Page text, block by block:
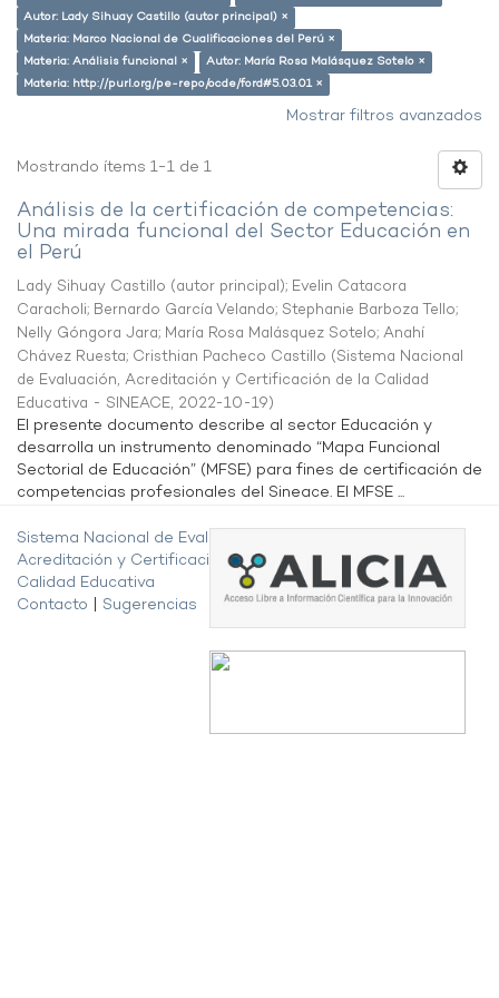
Autor: Lady Sihuay Castillo (autor principal) ×
Materia: Marco Nacional de Cualificaciones del Perú ×
Materia: Análisis funcional ×
Autor: María Rosa Malásquez Sotelo ×
Materia: http://purl.org/pe-repo/ocde/ford#5.03.01 ×
Mostrar filtros avanzados
Mostrando ítems 1-1 de 1
Análisis de la certificación de competencias:
Una mirada funcional del Sector Educación en
el Perú
Lady Sihuay Castillo (autor principal); Evelin Catacora
Caracholi; Bernardo García Velando; Stephanie Barboza Tello;
Nelly Góngora Jara; María Rosa Malásquez Sotelo; Anahí
Chávez Ruesta; Cristhian Pacheco Castillo (Sistema Nacional
de Evaluación, Acreditación y Certificación de la Calidad
Educativa - SINEACE, 2022-10-19)
El presente documento describe al sector Educación y
desarrolla un instrumento denominado “Mapa Funcional
Sectorial de Educación” (MFSE) para fines de certificación de
competencias profesionales del Sineace. El MFSE ...
Sistema Nacional de Evaluación,
Acreditación y Certificación de la
Calidad Educativa
Contacto
Sugerencias